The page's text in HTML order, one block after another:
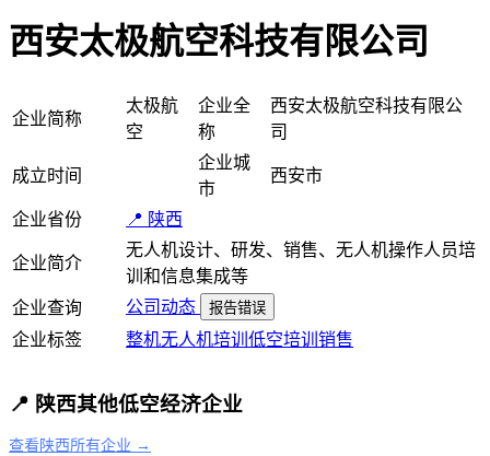
西安太极航空科技有限公司
企业简称
太极航
空
企业全
称
西安太极航空科技有限公
司
成立时间
企业城
市
西安市
企业省份 📍 陕西
企业简介
无人机设计、研发、销售、无人机操作人员培
训和信息集成等
企业查询
公司动态 报告错误
企业标签 整机无人机培训 低空培训 销售
📍 陕西其他低空经济企业
查看陕西所有企业 →